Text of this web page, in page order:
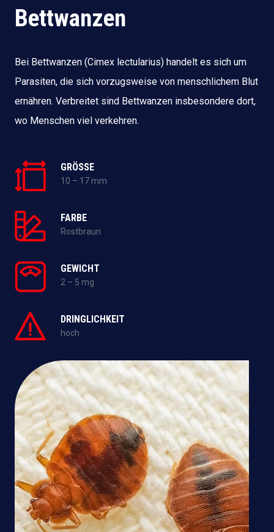
Bettwanzen
Bei Bettwanzen (Cimex lectularius) handelt es sich um
Parasiten, die sich vorzugsweise von menschlichem Blut
ernähren. Verbreitet sind Bettwanzen insbesondere dort,
wo Menschen viel verkehren.
GRÖSSE
10 – 17 mm
FARBE
Rostbraun
GEWICHT
2 – 5 mg
DRINGLICHKEIT
hoch